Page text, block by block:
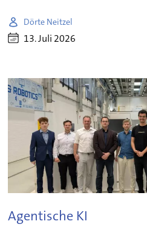
Dörte Neitzel
13. Juli 2026
Agentische KI